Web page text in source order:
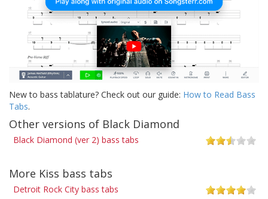
New to bass tablature? Check out our guide: How to Read Bass
Tabs.
Other versions of Black Diamond
Black Diamond (ver 2) bass tabs
More Kiss bass tabs
Detroit Rock City bass tabs